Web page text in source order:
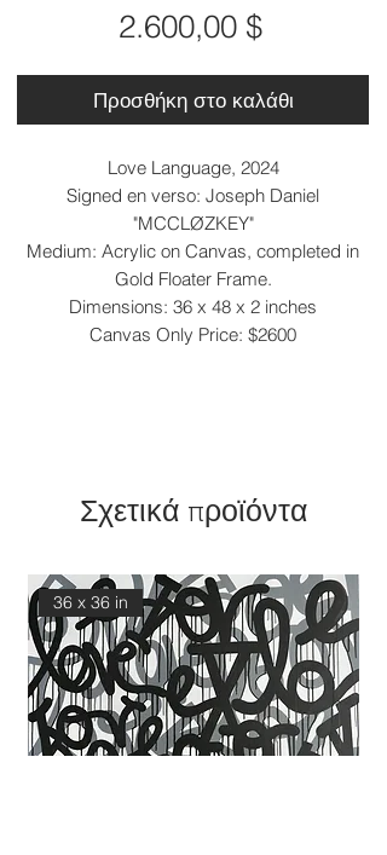
2.600,00 $Τιμή
Προσθήκη στο καλάθι
Love Language, 2024
Signed en verso: Joseph Daniel
"MCCLØZKEY"
Medium: Acrylic on Canvas, completed in
Gold Floater Frame.
Dimensions: 36 x 48 x 2 inches
Canvas Only Price: $2600
Σχετικά προϊόντα
36 x 36 in